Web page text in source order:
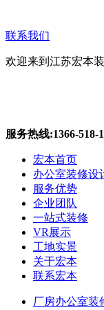
联系我们
欢迎来到江苏宏本
无锡办公
服务热线:1366-518-
宏本首页
办公室装修设
服务优势
企业团队
一站式装修
VR展示
工地实景
关于宏本
联系宏本
厂房办公室装